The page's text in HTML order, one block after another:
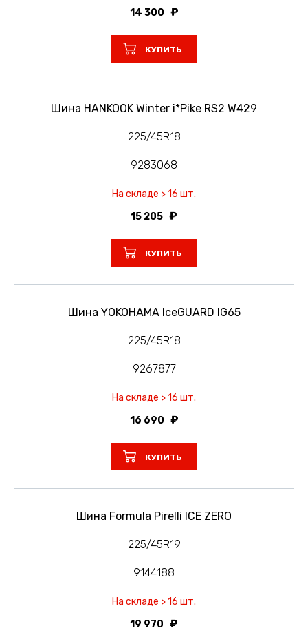
14 300
КУПИТЬ
Шина HANKOOK Winter i*Pike RS2 W429
225/45R18
9283068
На складе > 16 шт.
15 205
КУПИТЬ
Шина YOKOHAMA IceGUARD IG65
225/45R18
9267877
На складе > 16 шт.
16 690
КУПИТЬ
Шина Formula Pirelli ICE ZERO
225/45R19
9144188
На складе > 16 шт.
19 970